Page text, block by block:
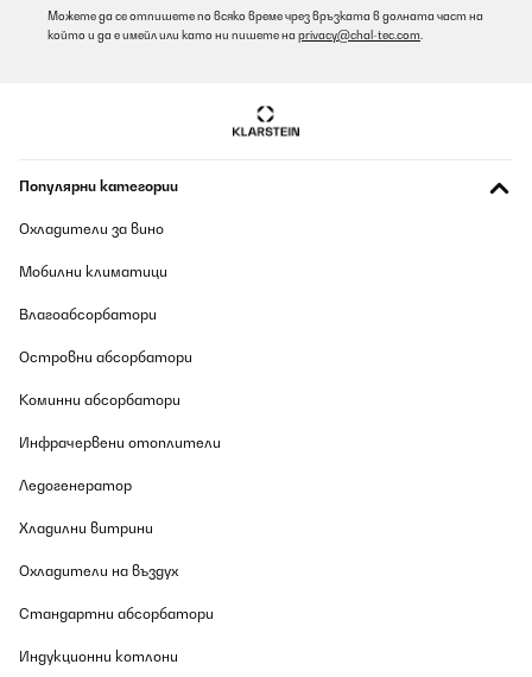
Можете да се отпишете по всяко време чрез връзката в долната част на
който и да е имейл или като ни пишете на privacy@chal-tec.com
Популярни категории
Охладители за вино
Мобилни климатици
Влагоабсорбатори
Островни абсорбатори
Коминни абсорбатори
Инфрачервени отоплители
Ледогенератор
Хладилни витрини
Охладители на въздух
Стандартни абсорбатори
Индукционни котлони